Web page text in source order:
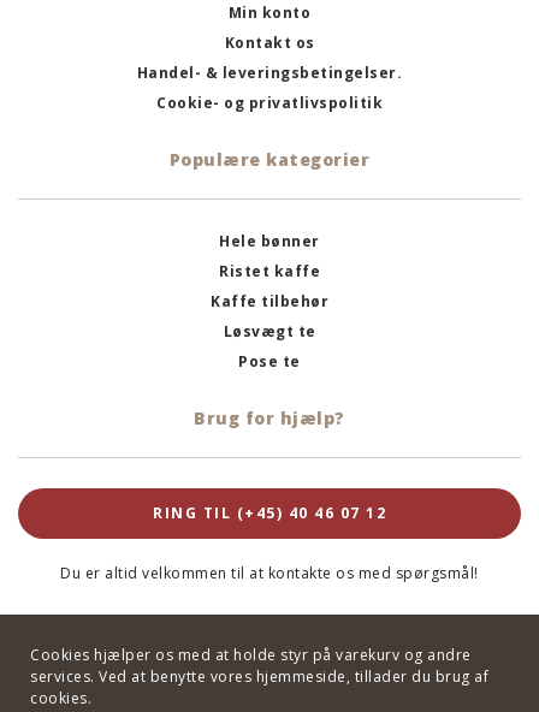
Min konto
Kontakt os
Handel- & leveringsbetingelser.
Cookie- og privatlivspolitik
Populære kategorier
Hele bønner
Ristet kaffe
Kaffe tilbehør
Løsvægt te
Pose te
Brug for hjælp?
RING TIL (+45) 40 46 07 12
Du er altid velkommen til at kontakte os med spørgsmål!
Cookies hjælper os med at holde styr på varekurv og andre
services. Ved at benytte vores hjemmeside, tillader du brug af
cookies.